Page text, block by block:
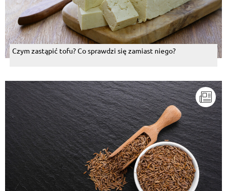
Czym zastąpić tofu? Co sprawdzi się zamiast niego?